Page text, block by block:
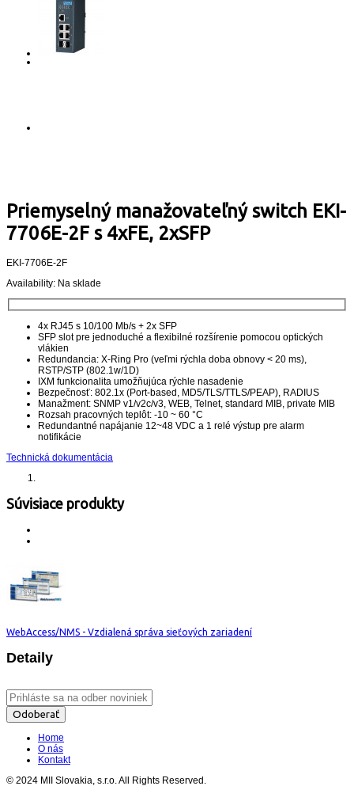
Priemyselný manažovateľný switch EKI-
7706E-2F s 4xFE, 2xSFP
EKI-7706E-2F
Availability: Na sklade
4x RJ45 s 10/100 Mb/s + 2x SFP
SFP slot pre jednoduché a flexibilné rozšírenie pomocou optických
vlákien
Redundancia: X-Ring Pro (veľmi rýchla doba obnovy < 20 ms),
RSTP/STP (802.1w/1D)
IXM funkcionalita umožňujúca rýchle nasadenie
Bezpečnosť: 802.1x (Port-based, MD5/TLS/TTLS/PEAP), RADIUS
Manažment: SNMP v1/v2c/v3, WEB, Telnet, standard MIB, private MIB
Rozsah pracovných teplôt: -10 ~ 60 °C
Redundantné napájanie 12~48 VDC a 1 relé výstup pre alarm
notifikácie
Technická dokumentácia
Súvisiace produkty
WebAccess/NMS - Vzdialená správa sieťových zariadení
Detaily
Odoberať
Home
O nás
Kontakt
© 2024 MII Slovakia, s.r.o. All Rights Reserved.